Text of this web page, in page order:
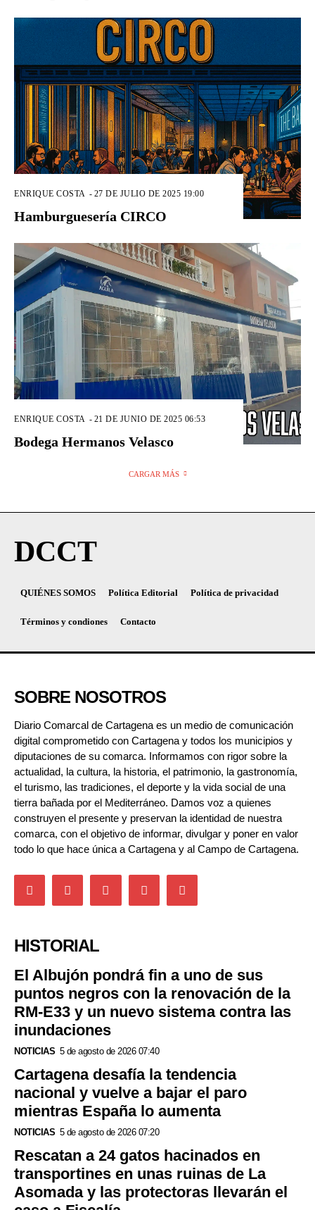
ENRIQUE COSTA - 27 DE JULIO DE 2025 19:00
Hamburguesería CIRCO
ENRIQUE COSTA - 21 DE JUNIO DE 2025 06:53
Bodega Hermanos Velasco
CARGAR MÁS
DCCT
QUIÉNES SOMOS Política Editorial Política de privacidad
Términos y condiones Contacto
SOBRE NOSOTROS
Diario Comarcal de Cartagena es un medio de comunicación
digital comprometido con Cartagena y todos los municipios y
diputaciones de su comarca. Informamos con rigor sobre la
actualidad, la cultura, la historia, el patrimonio, la gastronomía,
el turismo, las tradiciones, el deporte y la vida social de una
tierra bañada por el Mediterráneo. Damos voz a quienes
construyen el presente y preservan la identidad de nuestra
comarca, con el objetivo de informar, divulgar y poner en valor
todo lo que hace única a Cartagena y al Campo de Cartagena.
HISTORIAL
El Albujón pondrá fin a uno de sus
puntos negros con la renovación de la
RM-E33 y un nuevo sistema contra las
inundaciones
NOTICIAS 5 de agosto de 2026 07:40
Cartagena desafía la tendencia
nacional y vuelve a bajar el paro
mientras España lo aumenta
NOTICIAS 5 de agosto de 2026 07:20
Rescatan a 24 gatos hacinados en
transportines en unas ruinas de La
Asomada y las protectoras llevarán el